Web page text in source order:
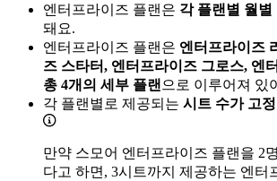
엔터프라이즈 플랜은 각 플랜별 월별
돼요.
엔터프라이즈 플랜은 엔터프라이즈
즈 스타터, 엔터프라이즈 그로스, 엔
총 4개의 세부 플랜 으로 이루어져 있
각 플랜별로 제공되는 시트 수가 고정
만약 스모어 엔터프라이즈 플랜을 2
다고 하면, 3시트까지 제공하는 엔터